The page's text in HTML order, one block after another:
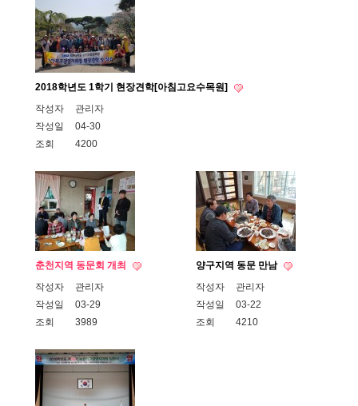
2018학년도 1학기 현장견학[아침고요수목원]
작성자
관리자
작성일
04-30
조회
4200
춘천지역 동문회 개최
작성자
관리자
작성일
03-29
조회
3989
양구지역 동문 만남
작성자
관리자
작성일
03-22
조회
4210